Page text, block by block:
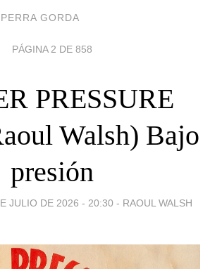
GORDA
PÁGINA 2 DE 858
PRESSURE
Walsh) Bajo
presión
JULIO DE 2026 - 20:30 - RAOUL WALSH